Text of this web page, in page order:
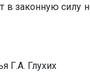
в законную силу
Г.А. Глухих